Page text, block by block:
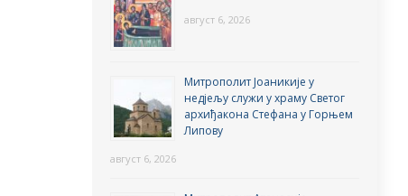
август 6, 2026
Митрополит Јоаникије у
недјељу служи у храму Светог
архиђакона Стефана у Горњем
Липову
август 6, 2026